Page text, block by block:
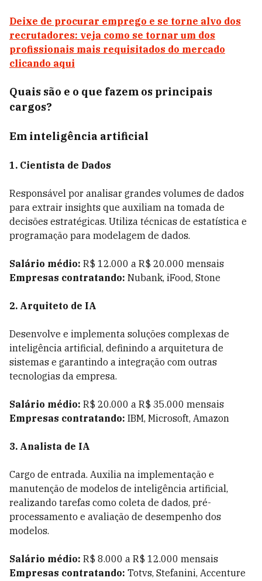
Deixe de procurar emprego e se torne alvo dos
recrutadores: veja como se tornar um dos
profissionais mais requisitados do mercado
clicando aqui
Quais são e o que fazem os principais
cargos?
Em inteligência artificial
1. Cientista de Dados
Responsável por analisar grandes volumes de dados
para extrair insights que auxiliam na tomada de
decisões estratégicas. Utiliza técnicas de estatística e
programação para modelagem de dados.
Salário médio: R$ 12.000 a R$ 20.000 mensais
Empresas contratando: Nubank, iFood, Stone
2. Arquiteto de IA
Desenvolve e implementa soluções complexas de
inteligência artificial, definindo a arquitetura de
sistemas e garantindo a integração com outras
tecnologias da empresa.
Salário médio: R$ 20.000 a R$ 35.000 mensais
Empresas contratando: IBM, Microsoft, Amazon
3. Analista de IA
Cargo de entrada. Auxilia na implementação e
manutenção de modelos de inteligência artificial,
realizando tarefas como coleta de dados, pré-
processamento e avaliação de desempenho dos
modelos.
Salário médio: R$ 8.000 a R$ 12.000 mensais
Empresas contratando: Totvs, Stefanini, Accenture